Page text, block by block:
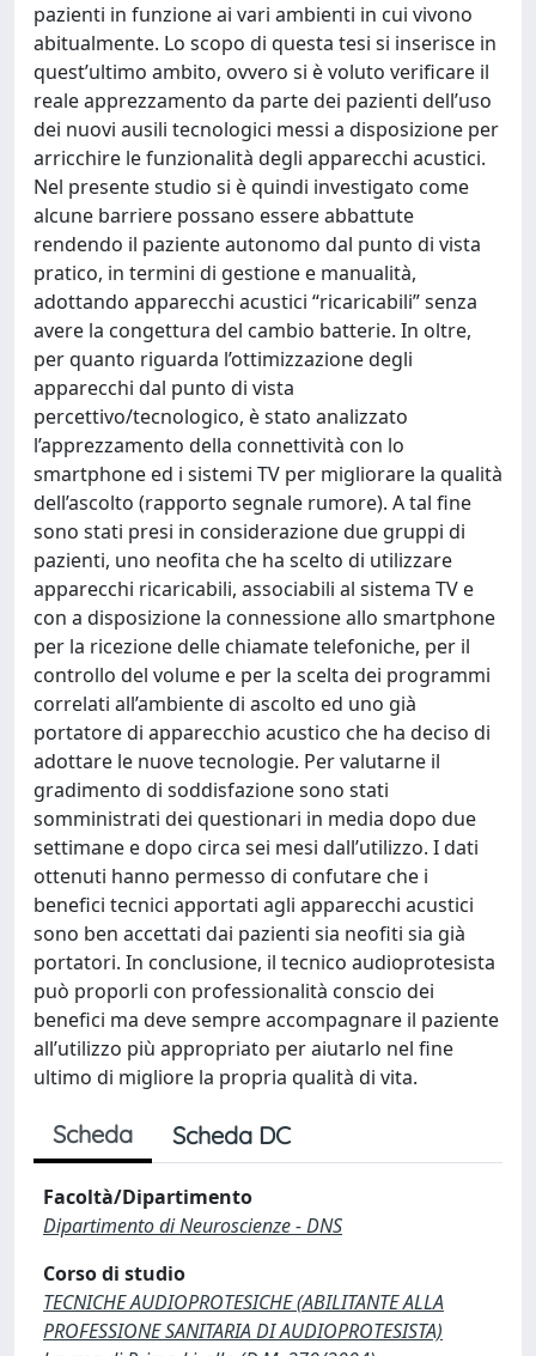
pazienti in funzione ai vari ambienti in cui vivono
abitualmente. Lo scopo di questa tesi si inserisce in
quest’ultimo ambito, ovvero si è voluto verificare il
reale apprezzamento da parte dei pazienti dell’uso
dei nuovi ausili tecnologici messi a disposizione per
arricchire le funzionalità degli apparecchi acustici.
Nel presente studio si è quindi investigato come
alcune barriere possano essere abbattute
rendendo il paziente autonomo dal punto di vista
pratico, in termini di gestione e manualità,
adottando apparecchi acustici “ricaricabili” senza
avere la congettura del cambio batterie. In oltre,
per quanto riguarda l’ottimizzazione degli
apparecchi dal punto di vista
percettivo/tecnologico, è stato analizzato
l’apprezzamento della connettività con lo
smartphone ed i sistemi TV per migliorare la qualità
dell’ascolto (rapporto segnale rumore). A tal fine
sono stati presi in considerazione due gruppi di
pazienti, uno neofita che ha scelto di utilizzare
apparecchi ricaricabili, associabili al sistema TV e
con a disposizione la connessione allo smartphone
per la ricezione delle chiamate telefoniche, per il
controllo del volume e per la scelta dei programmi
correlati all’ambiente di ascolto ed uno già
portatore di apparecchio acustico che ha deciso di
adottare le nuove tecnologie. Per valutarne il
gradimento di soddisfazione sono stati
somministrati dei questionari in media dopo due
settimane e dopo circa sei mesi dall’utilizzo. I dati
ottenuti hanno permesso di confutare che i
benefici tecnici apportati agli apparecchi acustici
sono ben accettati dai pazienti sia neofiti sia già
portatori. In conclusione, il tecnico audioprotesista
può proporli con professionalità conscio dei
benefici ma deve sempre accompagnare il paziente
all’utilizzo più appropriato per aiutarlo nel fine
ultimo di migliore la propria qualità di vita.
Scheda Scheda DC
Facoltà/Dipartimento
Dipartimento di Neuroscienze - DNS
Corso di studio
TECNICHE AUDIOPROTESICHE (ABILITANTE ALLA
PROFESSIONE SANITARIA DI AUDIOPROTESISTA)